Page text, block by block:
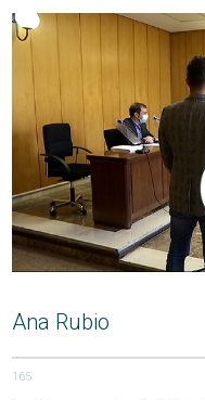
Ana Rubio
165